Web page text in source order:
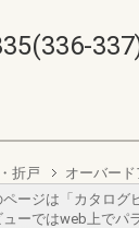
折戸 オーバード
ページは「カタログ
ューではweb上でパ